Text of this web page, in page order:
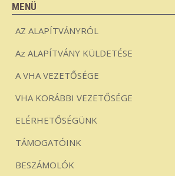
MENÜ
AZ ALAPÍTVÁNYRÓL
Az ALAPÍTVÁNY KÜLDETÉSE
A VHA VEZETŐSÉGE
VHA KORÁBBI VEZETŐSÉGE
ELÉRHETŐSÉGÜNK
TÁMOGATÓINK
BESZÁMOLÓK